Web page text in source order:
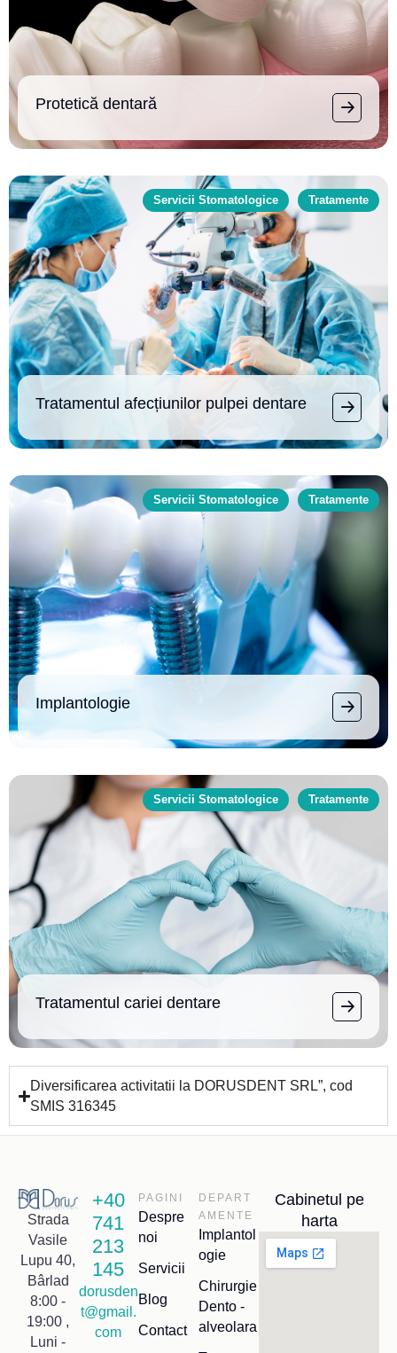
Protetică dentară
Servicii Stomatologice Tratamente
Tratamentul afecțiunilor pulpei dentare
Servicii Stomatologice Tratamente
Implantologie
Servicii Stomatologice Tratamente
Tratamentul cariei dentare
Diversificarea activitatii la DORUSDENT SRL”, cod
SMIS 316345
Strada
Vasile
Lupu 40,
Bârlad
8:00 -
19:00 ,
Luni -
+40
741
213
145
dorusden
t@gmail.
com
PAGINI
Despre
noi
Servicii
Blog
Contact
DEPART
AMENTE
Implantol
ogie
Chirurgie
Dento -
alveolara
Cabinetul pe
harta